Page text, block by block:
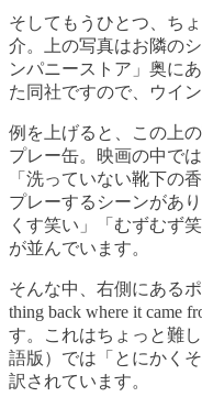
そしてもうひとつ、ち
介。上の写真はお隣の
ンパニーストア」奥に
た同社ですので、ウイ
例を上げると、この上
プレー缶。映画の中で
「洗っていない靴下の
プレーするシーンがあ
くす笑い」「むずむず
が並んでいます。
そんな中、右側にある
thing back where it came
す。これはちょっと難
語版）では「とにかく
訳されています。